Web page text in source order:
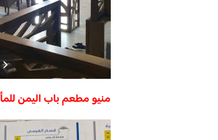
منيو مطعم باب اليمن